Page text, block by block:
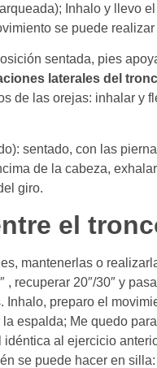
Inhalo y llevo
se puede
sentada, pies
laterales del
de las orejas: inhalar y
sentado, con las
de la cabeza,
giro.
el
mantenerlas o
recuperar 20″/30″ y
Inhalo, preparo el
espalda; Me quedo
idéntica al ejercicio
se puede hacer en